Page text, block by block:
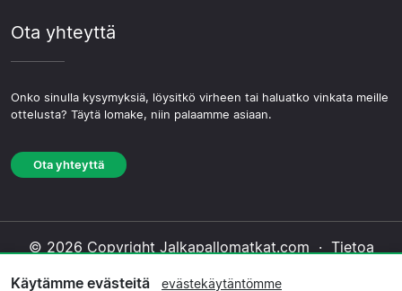
Ota yhteyttä
Onko sinulla kysymyksiä, löysitkö virheen tai haluatko vinkata meille
ottelusta? Täytä lomake, niin palaamme asiaan.
Ota yhteyttä
© 2026 Copyright Jalkapallomatkat.com · Tietoa
Käytämme evästeitä evästekäytäntömme